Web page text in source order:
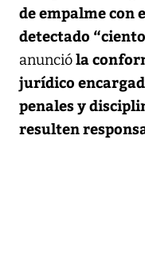
de empalme con
detectado
anuncióla
jurídico
penales y
resulten